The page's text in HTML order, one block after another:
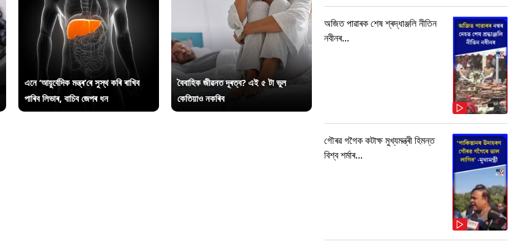
এনে ‘আয়ুৰ্বেদিক মন্ত্ৰ’ৰে সুস্থ কৰি ৰাখিব
পাৰিব লিভাৰ, বাচিব জেপৰ ধন
বৈবাহিক জীৱনত দূৰত্ব? এই ৫ টা ভুল
কেতিয়াও নকৰিব
অজিত পাৱাৰক শেষ শ্ৰদ্ধাঞ্জলি নীতিন
নবীনৰ...
গৌৰৱ গগৈক কটাক্ষ মুখ্যমন্ত্ৰী হিমন্ত
বিশ্ব শৰ্মাৰ...